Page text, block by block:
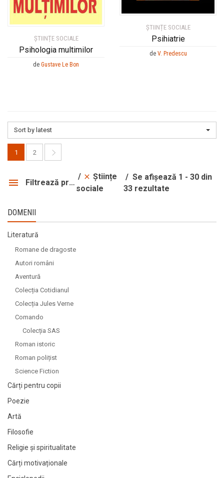
ȘTIINȚE SOCIALE
Psihologia multimilor
de Gustave Le Bon
ȘTIINȚE SOCIALE
Psihiatrie
de V. Predescu
Sort by latest
1 2
Filtrează produsele
Științe
sociale
Se afișează 1 - 30 din
33 rezultate
DOMENII
Literatură
Romane de dragoste
Autori români
Aventură
Colecția Cotidianul
Colecția Jules Verne
Comando
Colecția SAS
Roman istoric
Roman polițist
Science Fiction
Cărți pentru copii
Poezie
Artă
Filosofie
Religie și spiritualitate
Cărți motivaționale